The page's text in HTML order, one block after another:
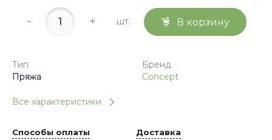
- + шт. В корзину
Тип
Пряжа
Бренд
Concept
Все характеристики
Способы оплаты Доставка